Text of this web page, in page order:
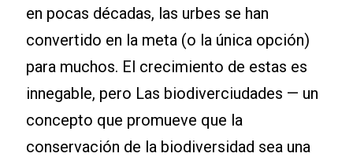
en pocas décadas, las urbes se han
convertido en la meta (o la única opción)
para muchos. El crecimiento de estas es
innegable, pero Las biodiverciudades — un
concepto que promueve que la
conservación de la biodiversidad sea una